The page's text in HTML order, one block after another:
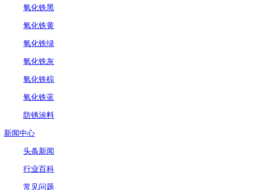
氧化铁黑
氧化铁黄
氧化铁绿
氧化铁灰
氧化铁棕
氧化铁蓝
防锈涂料
新闻中心
头条新闻
行业百科
常见问题